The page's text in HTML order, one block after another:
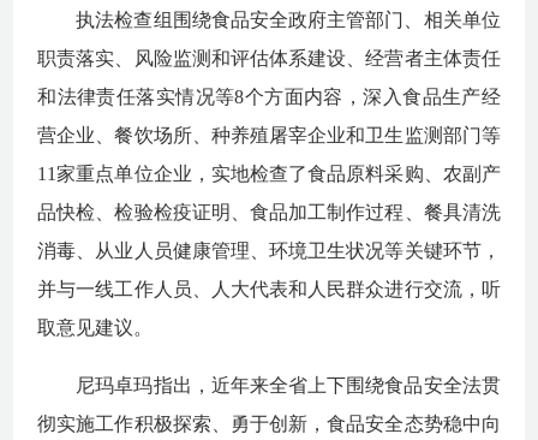
执法检查组围绕食品安全政府主管部门、相关单位
职责落实、风险监测和评估体系建设、经营者主体责任
和法律责任落实情况等8个方面内容，深入食品生产经
营企业、餐饮场所、种养殖屠宰企业和卫生监测部门等
11家重点单位企业，实地检查了食品原料采购、农副产
品快检、检验检疫证明、食品加工制作过程、餐具清洗
消毒、从业人员健康管理、环境卫生状况等关键环节，
并与一线工作人员、人大代表和人民群众进行交流，听
取意见建议。
尼玛卓玛指出，近年来全省上下围绕食品安全法贯
彻实施工作积极探索、勇于创新，食品安全态势稳中向